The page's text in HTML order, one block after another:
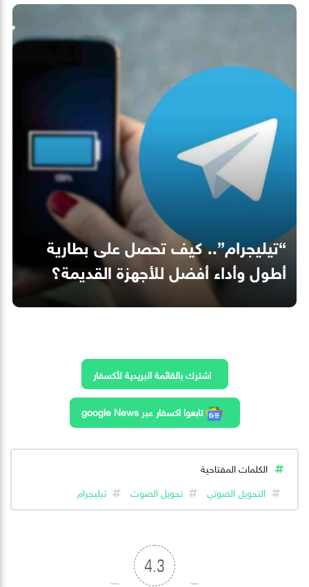
“تيليجرام”.. كيف تحصل على بطارية
أطول وأداء أفضل للأجهزة القديمة؟
اشترك بالقائمة البريدية لأكسفار
تابعوا اكسفار عبر google News
الكلمات المفتاحية
التحويل الصوتي
تحويل الصوت تيليجرام
4.3